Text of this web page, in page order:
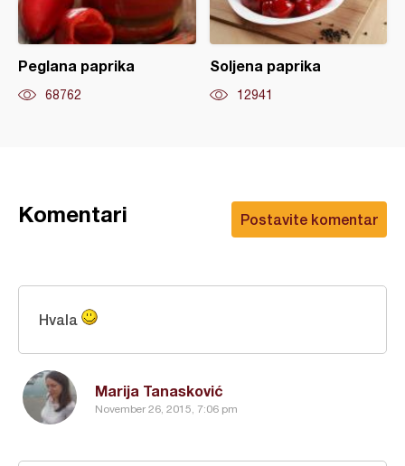
Peglana paprika
68762
Soljena paprika
12941
Postavite komentar
Komentari
Marija Tanasković
November 26, 2015, 7:06 pm
Hvala